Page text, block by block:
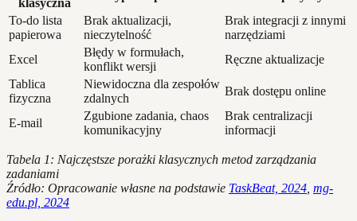
To-do lista
papierowa
Brak aktualizacji,
nieczytelność
Brak integracji z innymi
narzędziami
Excel
Błędy w formułach,
konflikt wersji
Ręczne aktualizacje
Tablica
fizyczna
Niewidoczna dla zespołów
zdalnych
Brak dostępu online
E-mail
Zgubione zadania, chaos
komunikacyjny
Brak centralizacji
informacji
Tabela 1: Najczęstsze porażki klasycznych metod zarządzania
zadaniami
Źródło: Opracowanie własne na podstawie TaskBeat, 2024 mg-
edu.pl, 2024